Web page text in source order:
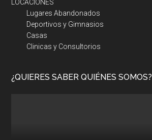
LOCACIONES
Lugares Abandonados
Deportivos y Gimnasios
Casas
Clinicas y Consultorios
¿QUIERES SABER QUIÉNES SOMOS?